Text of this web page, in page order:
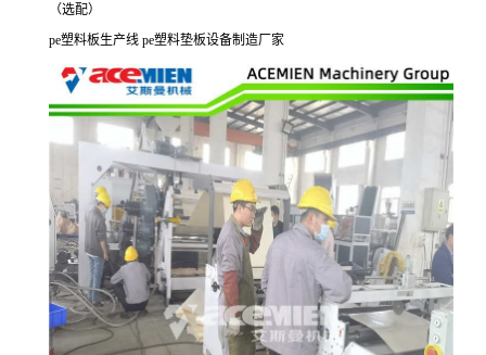
（选配）
pe塑料板生产线 pe塑料垫板设备制造厂家